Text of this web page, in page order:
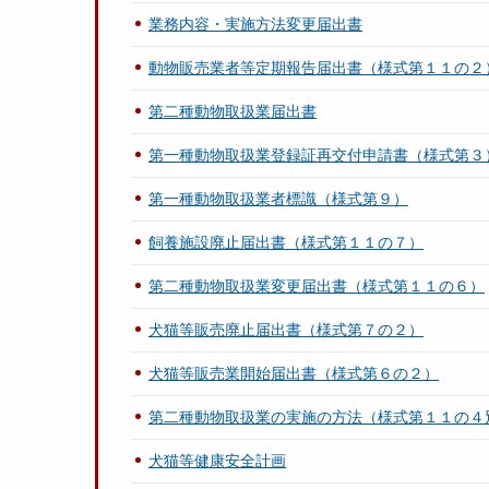
業務内容・実施方法変更届出書
動物販売業者等定期報告届出書（様式第１１の２
第二種動物取扱業届出書
第一種動物取扱業登録証再交付申請書（様式第３
第一種動物取扱業者標識（様式第９）
飼養施設廃止届出書（様式第１１の７）
第二種動物取扱業変更届出書（様式第１１の６）
犬猫等販売廃止届出書（様式第７の２）
犬猫等販売業開始届出書（様式第６の２）
第二種動物取扱業の実施の方法（様式第１１の４
犬猫等健康安全計画